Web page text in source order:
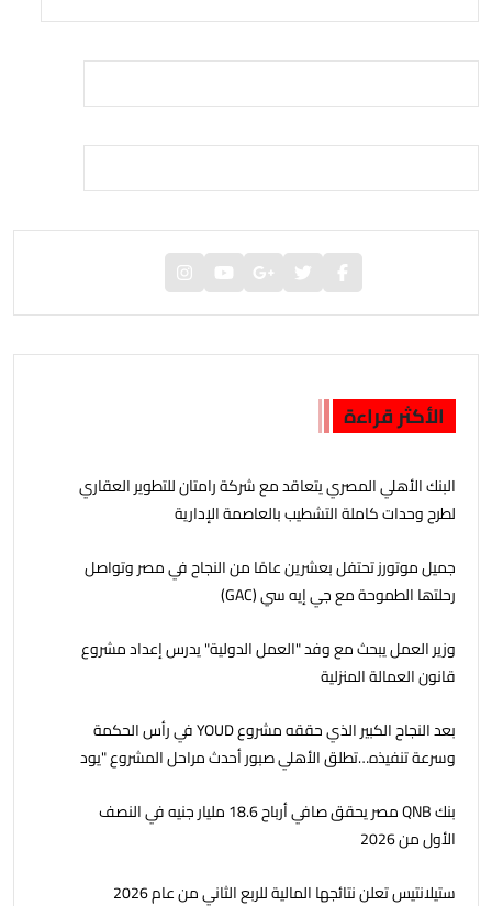
الأكثر قراءة
البنك الأهلي المصري يتعاقد مع شركة رامتان للتطوير العقاري
لطرح وحدات كاملة التشطيب بالعاصمة الإدارية
جمیل موتورز تحتفل بعشرين عامًا من النجاح في مصر وتواصل
رحلتھا الطموحة مع جي إيه سي (GAC)
وزير العمل يبحث مع وفد "العمل الدولية" يدرس إعداد مشروع
قانون العمالة المنزلية
بعد النجاح الكبير الذي حققه مشروع YOUD في رأس الحكمة
وسرعة تنفيذه…تطلق الأهلي صبور أحدث مراحل المشروع "يود
بنك QNB مصر يحقق صافي أرباح 18.6 مليار جنيه في النصف
الأول من 2026
ستيلانتيس تعلن نتائجها المالية للربع الثاني من عام 2026